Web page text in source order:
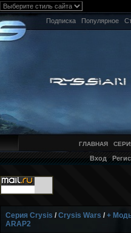
Подписка Популярное
ГЛАВНАЯ
Вход
Серия Crysis /Crysis Wars /+
ARAP2